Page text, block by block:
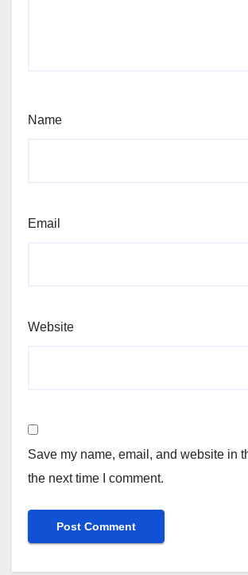
Name
Email
Website
Save my name, email, and website in
the next time I comment.